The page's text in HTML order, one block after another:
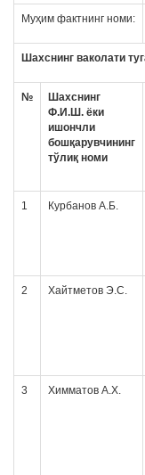
Муҳим фактнинг номи:
Шахснинг ваколати
№
Шахснинг
Ф.И.Ш. ёки
ишончли
бошқарувчининг
тўлиқ номи
1 Курбанов А.Б.
2 Хайтметов Э.С.
3 Химматов А.Х.